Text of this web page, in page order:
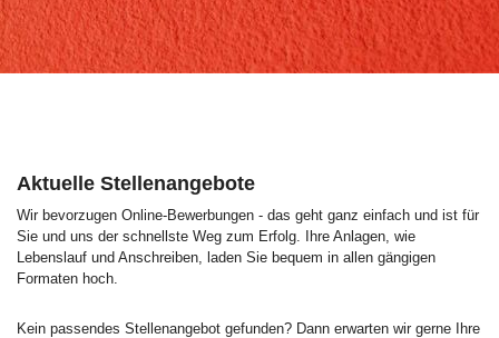
Aktuelle Stellenangebote
Wir bevorzugen Online-Bewerbungen - das geht ganz einfach und ist für
Sie und uns der schnellste Weg zum Erfolg. Ihre Anlagen, wie
Lebenslauf und Anschreiben, laden Sie bequem in allen gängigen
Formaten hoch.
Kein passendes Stellenangebot gefunden? Dann erwarten wir gerne Ihre